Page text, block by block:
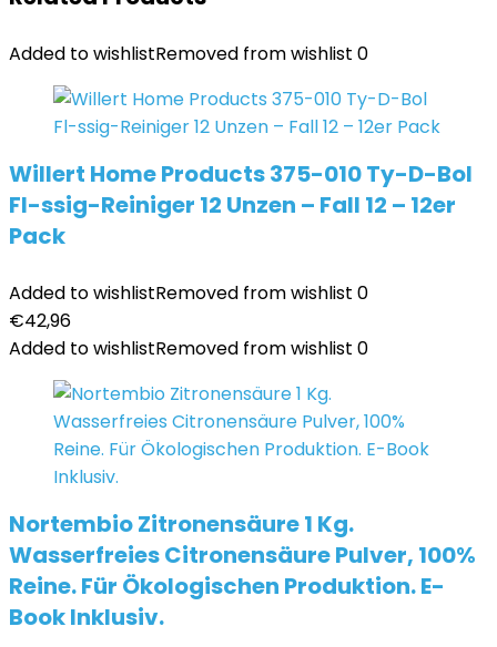
Added to wishlistRemoved from wishlist 0
Willert Home Products 375-010 Ty-D-Bol
Fl-ssig-Reiniger 12 Unzen – Fall 12 – 12er
Pack
Added to wishlistRemoved from wishlist 0
€42,96
Added to wishlistRemoved from wishlist 0
Nortembio Zitronensäure 1 Kg.
Wasserfreies Citronensäure Pulver, 100%
Reine. Für Ökologischen Produktion. E-
Book Inklusiv.